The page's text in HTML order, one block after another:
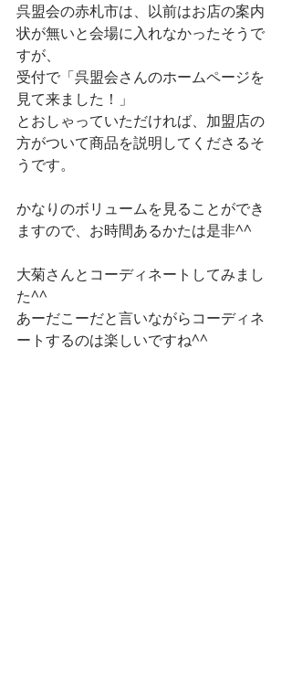
呉盟会の赤札市は、以前はお店の案内
状が無いと会場に入れなかったそうで
すが、
受付で「呉盟会さんのホームページを
見て来ました！」
とおしゃっていただければ、加盟店の
方がついて商品を説明してくださるそ
うです。
かなりのボリュームを見ることができ
ますので、お時間あるかたは是非^^
大菊さんとコーディネートしてみまし
た^^
あーだこーだと言いながらコーディネ
ートするのは楽しいですね^^